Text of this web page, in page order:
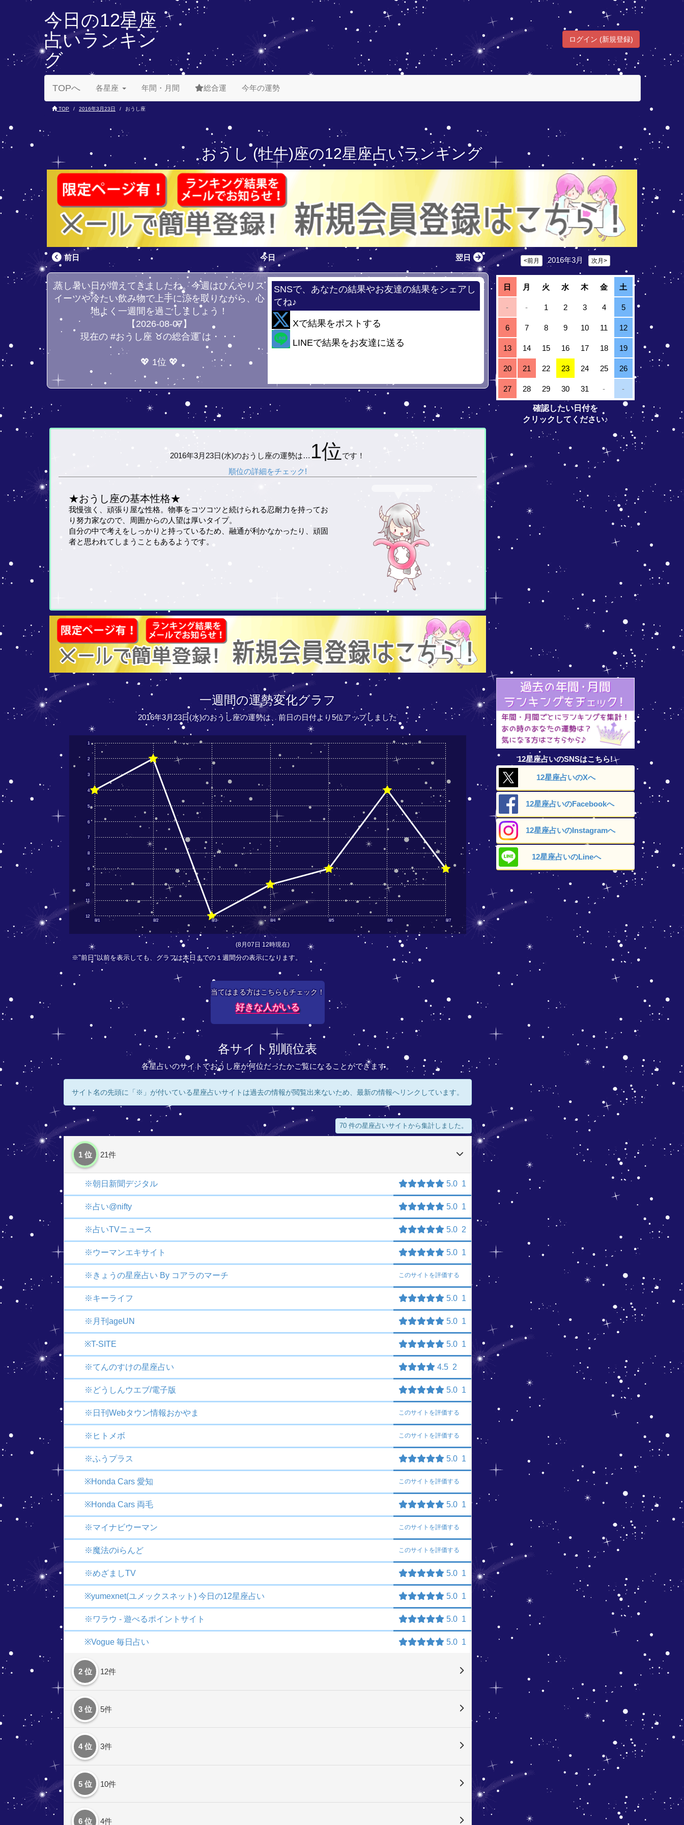
今日の12星座
占いランキン
グ
ログイン (新規登録)
TOPへ 各星座 年間・月間 総合運 今年の運勢
TOP 2016年3月23日 おうし座
おうし (牡牛)座の12星座占いランキング
前日 今日 翌日
蒸し暑い日が増えてきましたね。今週はひんやりス
イーツや冷たい飲み物で上手に涼を取りながら、心
地よく一週間を過ごしましょう！
【2026-08-07】
現在の #おうし座 ♉の総合運 は・・・
💖 1位 💖
SNSで、あなたの結果やお友達の結果をシェアし
てね♪
Xで結果をポストする
LINEで結果をお友達に送る
2016年3月23日(水)のおうし座の運勢は… 1位 です！
順位の詳細をチェック!
★おうし座の基本性格★
我慢強く、頑張り屋な性格。物事をコツコツと続けられる忍耐力を持ってお
り努力家なので、周囲からの人望は厚いタイプ。
自分の中で考えをしっかりと持っているため、融通が利かなかったり、頑固
者と思われてしまうこともあるようです。
<前月 2016年3月 次月>
日 月 火 水 木 金 土
- - 1 2 3 4 5
6 7 8 9 10 11 12
13 14 15 16 17 18 19
20 21 22 23 24 25 26
27 28 29 30 31 - -
確認したい日付を
クリックしてください♪
一週間の運勢変化グラフ
2016年3月23日(水)のおうし座の運勢は、前日の日付より5位アップしました
8/1 8/2 8/3 8/4 8/5 8/6 8/7
12
11
10
9
8
7
6
5
4
3
2
1
(8月07日 12時現在)
※"前日"以前を表示しても、グラフは本日までの１週間分の表示になります。
当てはまる方はこちらもチェック！
好きな人がいる
各サイト別順位表
各星占いのサイトでおうし座が何位だったかご覧になることができます。
サイト名の先頭に「※」が付いている星座占いサイトは過去の情報が閲覧出来ないため、最新の情報へリンクしています。
70 件の星座占いサイトから集計しました。
1 位 21件
※朝日新聞デジタル 5.0 1
※占い@nifty 5.0 1
※占いTVニュース 5.0 2
※ウーマンエキサイト 5.0 1
※きょうの星座占い By コアラのマーチ このサイトを評価する
※キーライフ 5.0 1
※月刊ageUN 5.0 1
※T-SITE 5.0 1
※てんのすけの星座占い 4.5 2
※どうしんウエブ/電子版 5.0 1
※日刊Webタウン情報おかやま このサイトを評価する
※ヒトメボ このサイトを評価する
※ふうプラス 5.0 1
※Honda Cars 愛知 このサイトを評価する
※Honda Cars 両毛 5.0 1
※マイナビウーマン このサイトを評価する
※魔法のiらんど このサイトを評価する
※めざましTV 5.0 1
※yumexnet(ユメックスネット) 今日の12星座占い 5.0 1
※ワラウ - 遊べるポイントサイト 5.0 1
※Vogue 毎日占い 5.0 1
2 位 12件
3 位 5件
4 位 3件
5 位 10件
6 位 4件
12星座占いのSNSはこちら!
12星座占いのXへ
12星座占いのFacebookへ
12星座占いのInstagramへ
12星座占いのLineへ